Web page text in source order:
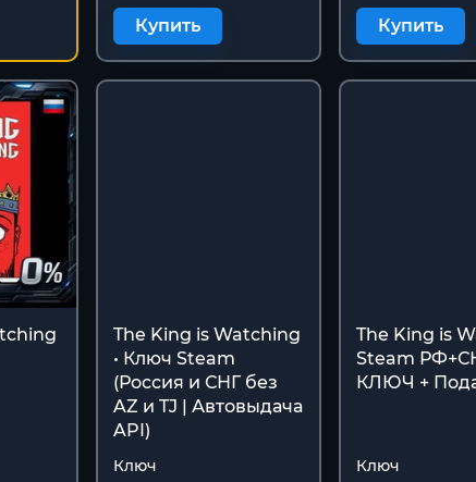
Купить Купить
The King is Watching
• Ключ Steam
(Россия и СНГ без
AZ и TJ | Автовыдача
API)
Ключ
The King is
Steam
КЛЮЧ +
Ключ